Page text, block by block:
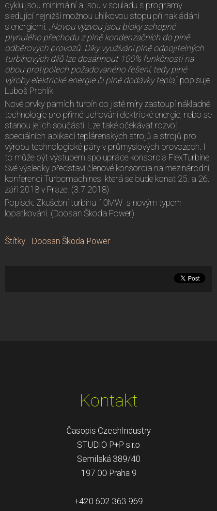
cyklu jsou minimální a jsou v souladu s programy
sledující nejnižší možnou uhlíkovou stopu při nakládání
s energiemi. „Novou výzvou jsou bloky schopné
plynulého přechodu z plně kondenzačních do plně
odběrových provozů. Díky využívání plně odpojitelných
turbínových dílů lze dosáhnout 100% funkčnosti na
obou protipólech požadovaného řešení, tedy plné
výroby elektrické energie či plné dodávky tepla,“ popisuje
Luboš Prchlík.
Nové prvky parních turbín do jisté míry zastoupí nákladné
technologie pro přímé uchování elektrické energie, nebo se
stanou jejich součástí. Lze také očekávat rozvoj
speciálních aplikací teplárenských strojů a strojů pro
výrobu technologické páry v průmyslových provozech. I
to může být výstupem spolupráce konsorcia FlexTurbine.
Své výsledky představí členové konsorcia na mezinárodní
konferenci Turbomachines, která se bude konat 25. a 26.
září 2018 v Praze. (3.7.2018)
Popisek: Zkušební turbína 10MW s novým typem
lopatkování. (Doosan Škoda Power)
Štítky: Doosan Škoda Power
Kontakt
Časopis CzechIndustry
STUDIO P+P s.r.o
Semilská 389/40
197 00 Praha 9
+420 602 363 969